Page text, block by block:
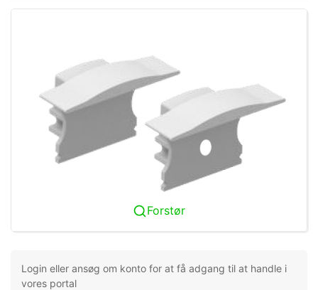
Forstør
Login eller ansøg om konto for at få adgang til at handle i
vores portal